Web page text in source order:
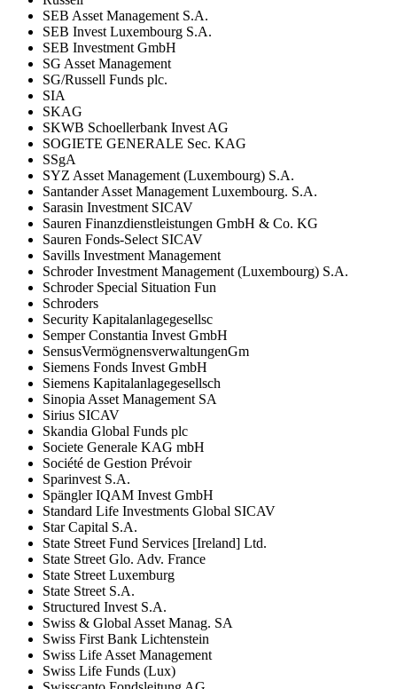
SEB Asset Management S.A.
SEB Invest Luxembourg S.A.
SEB Investment GmbH
SG Asset Management
SG/Russell Funds plc.
SIA
SKAG
SKWB Schoellerbank Invest AG
SOGIETE GENERALE Sec. KAG
SSgA
SYZ Asset Management (Luxembourg) S.A.
Santander Asset Management Luxembourg. S.A.
Sarasin Investment SICAV
Sauren Finanzdienstleistungen GmbH & Co. KG
Sauren Fonds-Select SICAV
Savills Investment Management
Schroder Investment Management (Luxembourg) S.A.
Schroder Special Situation Fun
Schroders
Security Kapitalanlagegesellsc
Semper Constantia Invest GmbH
SensusVermögnensverwaltungenGm
Siemens Fonds Invest GmbH
Siemens Kapitalanlagegesellsch
Sinopia Asset Management SA
Sirius SICAV
Skandia Global Funds plc
Societe Generale KAG mbH
Société de Gestion Prévoir
Sparinvest S.A.
Spängler IQAM Invest GmbH
Standard Life Investments Global SICAV
Star Capital S.A.
State Street Fund Services [Ireland] Ltd.
State Street Glo. Adv. France
State Street Luxemburg
State Street S.A.
Structured Invest S.A.
Swiss & Global Asset Manag. SA
Swiss First Bank Lichtenstein
Swiss Life Asset Management
Swiss Life Funds (Lux)